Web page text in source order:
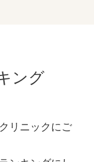
ング
リニックにご